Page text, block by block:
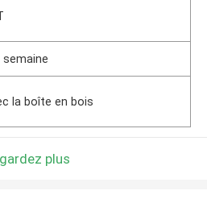
semaine
la boîte en bois
plus